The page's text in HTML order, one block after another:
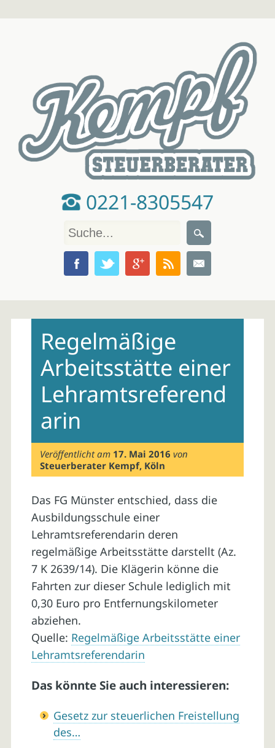
0221-8305547
contentRegelmäßige
Arbeitsstätte einer
Lehramtsreferend
arin
Veröffentlicht am 17. Mai 2016 von
Steuerberater Kempf, Köln
Das FG Münster entschied, dass die
Ausbildungsschule einer
Lehramtsreferendarin deren
regelmäßige Arbeitsstätte darstellt (Az.
7 K 2639/14). Die Klägerin könne die
Fahrten zur dieser Schule lediglich mit
0,30 Euro pro Entfernungskilometer
abziehen.
Quelle: Regelmäßige Arbeitsstätte einer
Lehramtsreferendarin
Das könnte Sie auch interessieren:
Gesetz zur steuerlichen Freistellung
des…